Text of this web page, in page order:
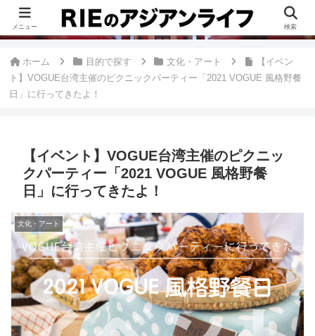
このブログは、台湾が好きすぎて移住したRieがグルメ、観光、生活・ビジネ
ス情報、アジア旅経験などをまとめた台湾ブログです。
ホーム 目的で探す 文化・アート
【イベン
ト】VOGUE台湾主催のピクニックパーティー「2021 VOGUE 風格野餐
日」に行ってきたよ！
【イベント】VOGUE台湾主催のピクニッ
クパーティー「2021 VOGUE 風格野餐
日」に行ってきたよ！
文化・アート
メニュー 検索